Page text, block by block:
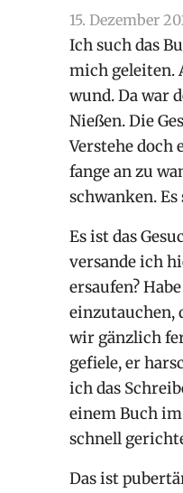
15. Dezember
Ich such das
mich geleiten.
wund. Da war
Nießen. Die
Verstehe doch
fange an zu
schwanken.
Es ist das
versande ich
ersaufen?
einzutauchen,
wir gänzlich
gefiele, er
ich das
einem Buch
schnell
Das ist